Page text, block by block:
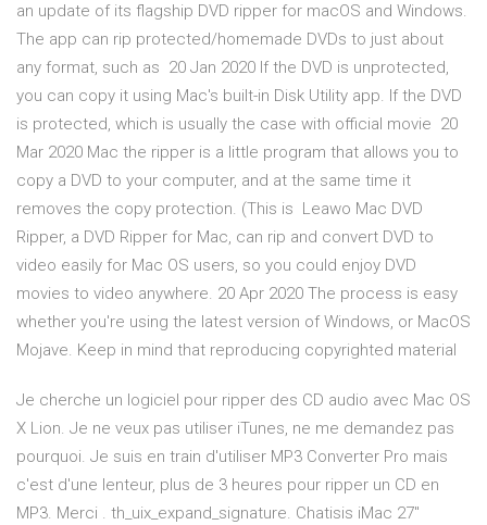
an update of its flagship DVD ripper for macOS and Windows.
The app can rip protected/homemade DVDs to just about
any format, such as 20 Jan 2020 If the DVD is unprotected,
you can copy it using Mac's built-in Disk Utility app. If the DVD
is protected, which is usually the case with official movie 20
Mar 2020 Mac the ripper is a little program that allows you to
copy a DVD to your computer, and at the same time it
removes the copy protection. (This is Leawo Mac DVD
Ripper, a DVD Ripper for Mac, can rip and convert DVD to
video easily for Mac OS users, so you could enjoy DVD
movies to video anywhere. 20 Apr 2020 The process is easy
whether you're using the latest version of Windows, or MacOS
Mojave. Keep in mind that reproducing copyrighted material
Je cherche un logiciel pour ripper des CD audio avec Mac OS
X Lion. Je ne veux pas utiliser iTunes, ne me demandez pas
pourquoi. Je suis en train d'utiliser MP3 Converter Pro mais
c'est d'une lenteur, plus de 3 heures pour ripper un CD en
MP3. Merci . th_uix_expand_signature. Chatisis iMac 27"